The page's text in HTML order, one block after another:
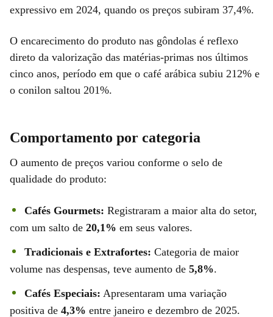
expressivo em 2024, quando os preços subiram 37,4%.
O encarecimento do produto nas gôndolas é reflexo
direto da valorização das matérias-primas nos últimos
cinco anos, período em que o café arábica subiu 212% e
o conilon saltou 201%.
Comportamento por categoria
O aumento de preços variou conforme o selo de
qualidade do produto:
Cafés Gourmets: Registraram a maior alta do setor,
com um salto de 20,1% em seus valores.
Tradicionais e Extrafortes: Categoria de maior
volume nas despensas, teve aumento de 5,8%.
Cafés Especiais: Apresentaram uma variação
positiva de 4,3% entre janeiro e dezembro de 2025.